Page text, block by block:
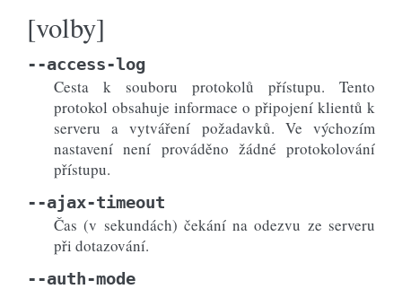
[volby]
--access-log
Cesta k souboru protokolů přístupu. Tento
protokol obsahuje informace o připojení klientů k
serveru a vytváření požadavků. Ve výchozím
nastavení není prováděno žádné protokolování
přístupu.
--ajax-timeout
Čas (v sekundách) čekání na odezvu ze serveru
při dotazování.
--auth-mode